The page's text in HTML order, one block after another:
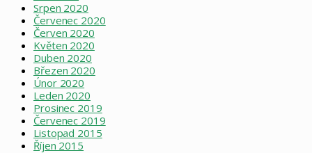
Srpen 2020
Červenec 2020
Červen 2020
Květen 2020
Duben 2020
Březen 2020
Únor 2020
Leden 2020
Prosinec 2019
Červenec 2019
Listopad 2015
Říjen 2015